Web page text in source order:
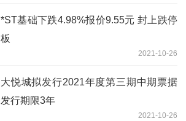
*ST基础下跌4.98%报价9.55元 封上跌停
板
2021-10-26
大悦城拟发行2021年度第三期中期票据
发行期限3年
2021-10-26